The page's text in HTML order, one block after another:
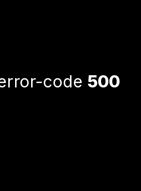
code 500